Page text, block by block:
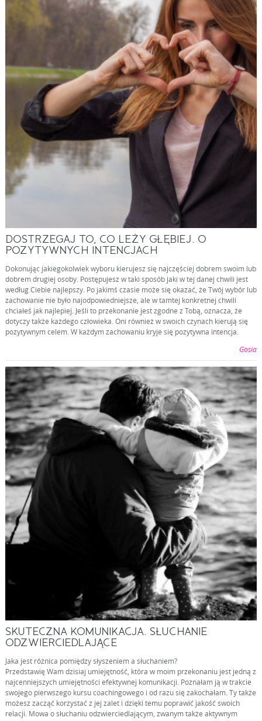
DOSTRZEGAJ TO, CO LEŻY GŁĘBIEJ. O
POZYTYWNYCH INTENCJACH
Dokonując jakiegokolwiek wyboru kierujesz się najczęściej dobrem swoim lub
dobrem drugiej osoby. Postępujesz w taki sposób jaki w tej danej chwili jest
według Ciebie najlepszy. Po jakimś czasie może się okazać, że Twój wybór lub
zachowanie nie było najodpowiedniejsze, ale w tamtej konkretnej chwili
chciałeś jak najlepiej. Jeśli to przekonanie jest zgodne z Tobą, oznacza, że
dotyczy także każdego człowieka. Oni również w swoich czynach kierują się
pozytywnym celem. W każdym zachowaniu kryje się pozytywna intencja.
Gosia
SKUTECZNA KOMUNIKACJA. SŁUCHANIE
ODZWIERCIEDLAJĄCE
Jaka jest różnica pomiędzy słyszeniem a słuchaniem?
Przedstawię Wam dzisiaj umiejętność, która w moim przekonaniu jest jedną z
najcenniejszych umiejętności efektywnej komunikacji. Poznałam ją w trakcie
swojego pierwszego kursu coachingowego i od razu się zakochałam. Ty także
możesz zacząć korzystać z jej zalet i dzięki temu poprawić jakość swoich
relacji. Mowa o słuchaniu odzwierciedlającym, zwanym także aktywnym